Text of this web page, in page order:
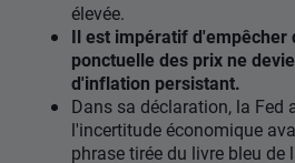
élevée.
Il est impératif d'empêcher
ponctuelle des prix ne
d'inflation persistant.
Dans sa déclaration, la Fed
l'incertitude économique
phrase tirée du livre bleu de